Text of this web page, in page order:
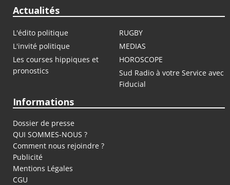
Actualités
L'édito politique
RUGBY
L'invité politique
MEDIAS
Les courses hippiques et
pronostics
HOROSCOPE
Sud Radio à votre Service avec
Fiducial
Informations
Dossier de presse
QUI SOMMES-NOUS ?
Comment nous rejoindre ?
Publicité
Mentions Légales
CGU